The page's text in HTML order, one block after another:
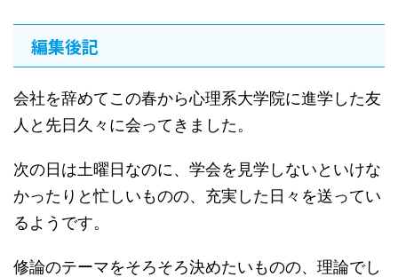
編集後記
会社を辞めてこの春から心理系大学院に進学した友
人と先日久々に会ってきました。
次の日は土曜日なのに、学会を見学しないといけな
かったりと忙しいものの、充実した日々を送ってい
るようです。
修論のテーマをそろそろ決めたいものの、理論でし